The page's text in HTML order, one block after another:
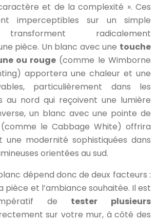
et de la complexité ». Ces
imperceptibles sur un simple
radicalement
pièce. Un blanc avec une touche
ou rouge (comme le Wimborne
apportera une chaleur et une
particulièrement dans les
au nord qui reçoivent une lumière
un blanc avec une pointe de
le Cabbage White) offrira
modernité sophistiquées dans
orientées au sud.
dépend donc de deux facteurs :
pièce et l’ambiance souhaitée. Il est
de tester plusieurs
sur votre mur, à côté des